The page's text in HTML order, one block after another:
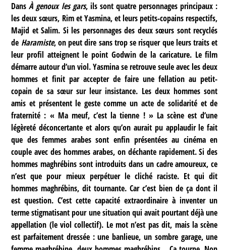
DansÀ genoux les gars, ils sont quatre personnages principaux :
les deux sœurs, Rim et Yasmina, et leurs petits-copains respectifs,
Majid et Salim. Si les personnages des deux sœurs sont recyclés
de Haramiste, on peut dire sans trop se risquer que leurs traits et
leur profil atteignent le point Godwin de la caricature. Le film
démarre autour d’un viol. Yasmina se retrouve seule avec les deux
hommes et finit par accepter de faire une fellation au petit-
copain de sa sœur sur leur insistance. Les deux hommes sont
amis et présentent le geste comme un acte de solidarité et de
fraternité : « Ma meuf, c’est la tienne ! » La scène est d’une
légèreté déconcertante et alors qu’on aurait pu applaudir le fait
que des femmes arabes sont enfin présentées au cinéma en
couple avec des hommes arabes, on déchante rapidement. Si des
hommes maghrébins sont introduits dans un cadre amoureux, ce
n’est que pour mieux perpétuer le cliché raciste. Et qui dit
hommes maghrébins, dit tournante. Car c’est bien de ça dont il
est question. C’est cette capacité extraordinaire à inventer un
terme stigmatisant pour une situation qui avait pourtant déjà une
appellation (le viol collectif). Le mot n’est pas dit, mais la scène
est parfaitement dressée : une banlieue, un sombre garage, une